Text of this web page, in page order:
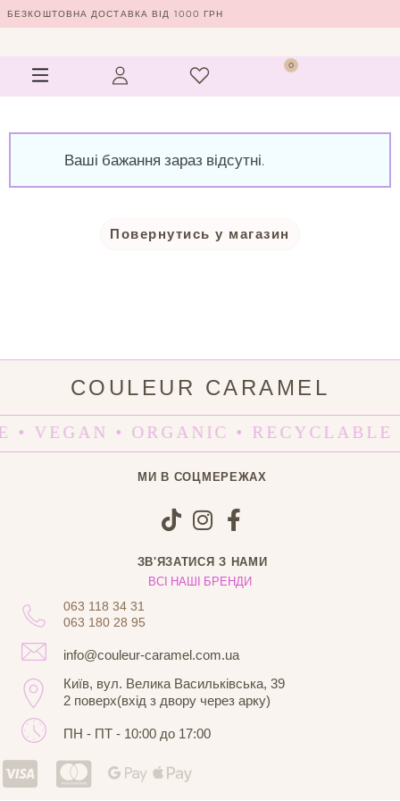
Перейти
до
БЕЗКОШТОВНА ДОСТАВКА ВІД 1000 ГРН
Menu 0
Кошик
Ваші бажання зараз відсутні.
Повернутись у магазин
COULEUR CARAMEL
VEGAN • ORGANIC •
МИ В СОЦМЕРЕЖАХ
ЗВ'ЯЗАТИСЯ З НАМИ
ВСІ НАШІ БРЕНДИ
063 118 34 31
063 180 28 95
info@couleur-caramel.com.ua
Київ, вул. Велика Васильківська, 39
2 поверх(вхід з двору через арку)
ПН - ПТ - 10:00 до 17:00